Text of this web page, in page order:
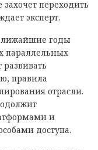
переходить
эксперт.
годы
параллельных
правила
отрасли.
и
доступа.